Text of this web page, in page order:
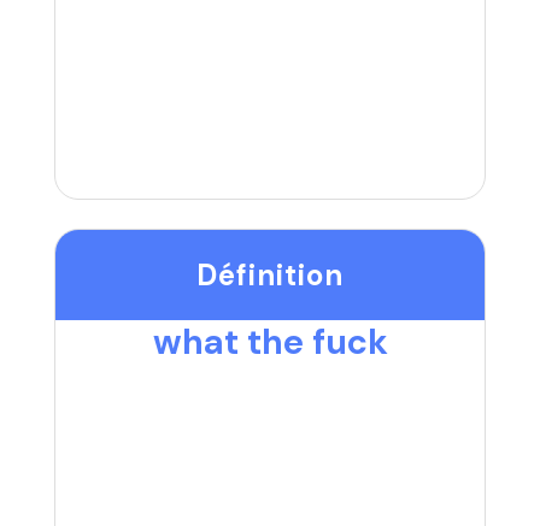
Définition
what the fuck